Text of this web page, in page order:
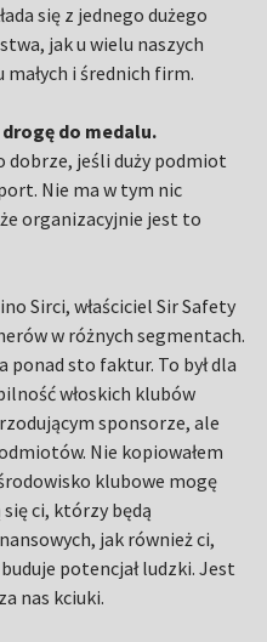
się z jednego dużego
jak u wielu naszych
i średnich firm.
do medalu.
dobrze, jeśli duży podmiot
Nie ma w tym nic
organizacyjnie jest to
Sirci, właściciel Sir Safety
w różnych segmentach.
ponad sto faktur. To był dla
włoskich klubów
sponsorze, ale
Nie kopiowałem
klubowe mogę
się ci, którzy będą
jak również ci,
potencjał ludzki. Jest
nas kciuki.